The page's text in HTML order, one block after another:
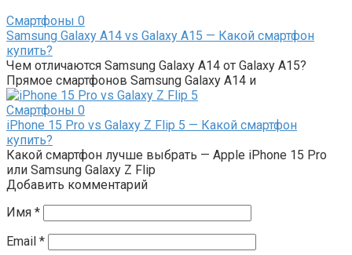
Смартфоны 0
Samsung Galaxy A14 vs Galaxy A15 — Какой смартфон
купить?
Чем отличаются Samsung Galaxy A14 от Galaxy A15?
Прямое смартфонов Samsung Galaxy A14 и
Смартфоны 0
i͏P͏hone 1͏5 Pro͏ vs G͏alaxy ͏Z ͏Flip 5͏ — Какой смартфон
купить?
͏Какой смартфон лучше выбрать — Apple i͏P͏hone 1͏5 Pro͏
или Samsung G͏alaxy ͏Z ͏Flip
Добавить комментарий
Имя *
Email *